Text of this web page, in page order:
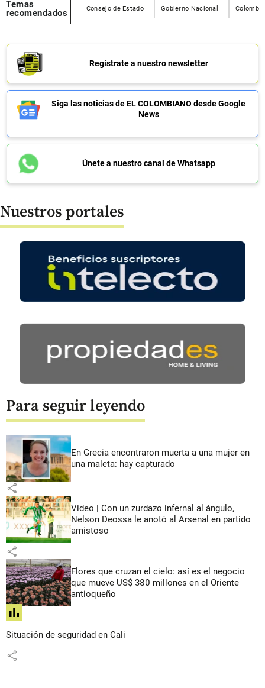
Temas
recomendados
Consejo de Estado Gobierno Nacional Colombia
Regístrate a nuestro newsletter
Siga las noticias de EL COLOMBIANO desde Google
News
Únete a nuestro canal de Whatsapp
Nuestros portales
Para seguir leyendo
En Grecia encontraron muerta a una mujer en
una maleta: hay capturado
share
Video | Con un zurdazo infernal al ángulo,
Nelson Deossa le anotó al Arsenal en partido
amistoso
share
Flores que cruzan el cielo: así es el negocio
que mueve US$ 380 millones en el Oriente
antioqueño
share
Situación de seguridad en Cali
share